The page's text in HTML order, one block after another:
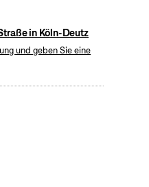
in Köln-Deutz
und geben Sie eine